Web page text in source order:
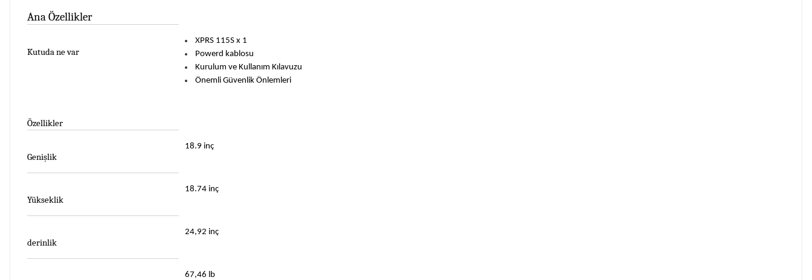
Ana Özellikler
Kutuda ne var
XPRS 115S x 1
Powerd kablosu
Kurulum ve Kullanım Kılavuzu
Önemli Güvenlik Önlemleri
Özellikler
Genişlik
18.9 inç
Yükseklik
18.74 inç
derinlik
24,92 inç
67,46 lb